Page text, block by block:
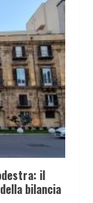
il
bilancia